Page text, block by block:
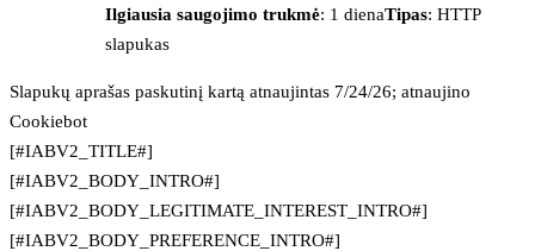
Ilgiausia saugojimo trukmė: 1 dienaTipas: HTTP
slapukas
Slapukų aprašas paskutinį kartą atnaujintas 7/24/26; atnaujino
Cookiebot
[#IABV2_TITLE#]
[#IABV2_BODY_INTRO#]
[#IABV2_BODY_LEGITIMATE_INTEREST_INTRO#]
[#IABV2_BODY_PREFERENCE_INTRO#]